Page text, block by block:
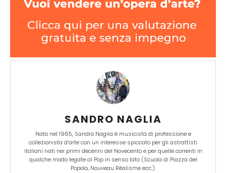
SANDRO NAGLIA
Nato nel 1965, Sandro Naglia è musicista di professione e
collezionista d’arte con un interesse spiccato per gli astrattisti
italiani nati nei primi decenni del Novecento e per quelle correnti in
qualche modo legate al Pop in senso lato (Scuola di Piazza del
Popolo, Nouveau Réalisme ecc.).